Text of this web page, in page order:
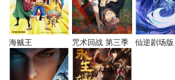
海贼王 咒术回战 第三季